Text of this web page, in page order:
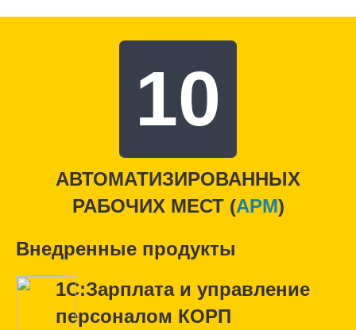
10
АВТОМАТИЗИРОВАННЫХ
РАБОЧИХ МЕСТ (APM)
Внедренные продукты
1С:Зарплата и управление
персоналом КОРП